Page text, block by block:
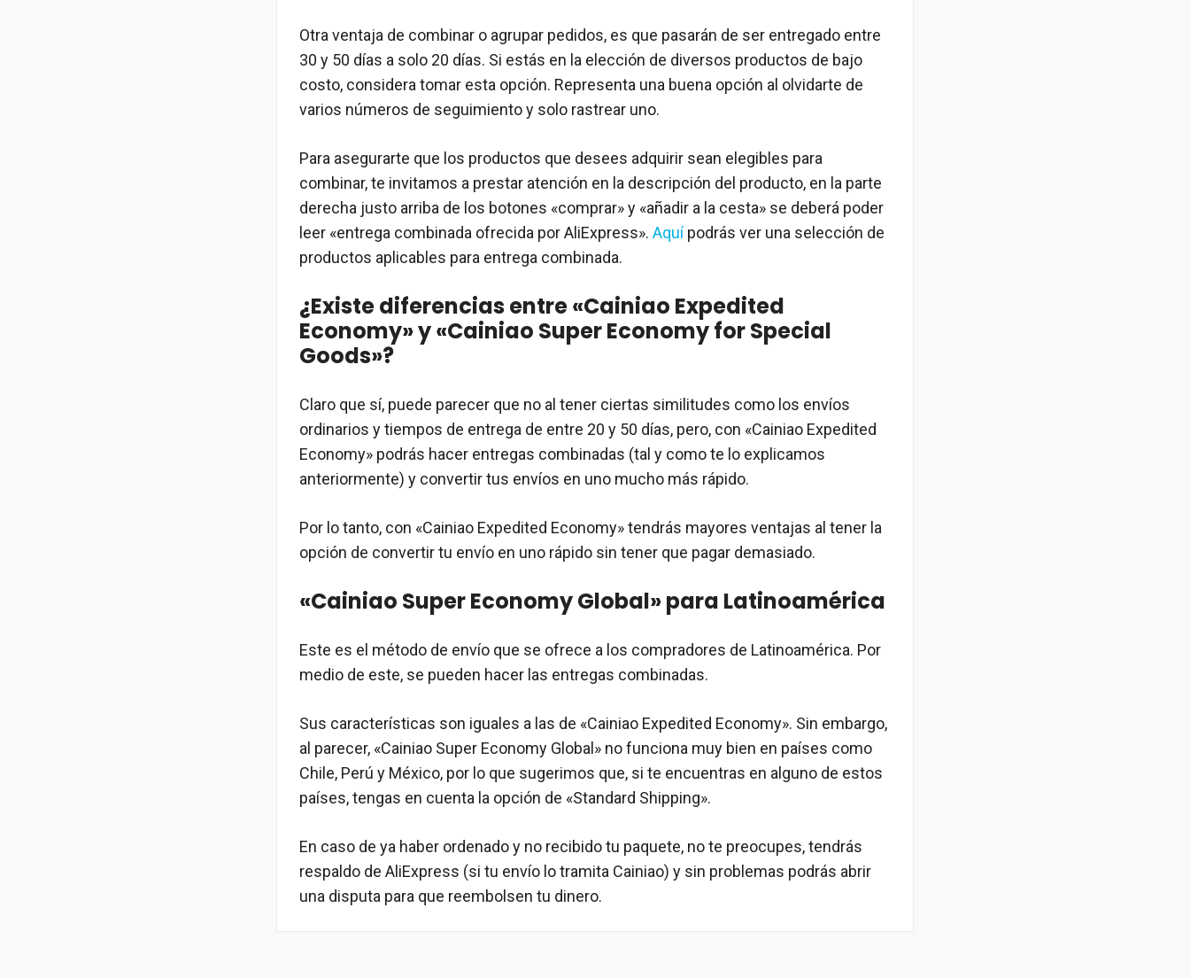
Otra ventaja de combinar o agrupar pedidos, es que pasarán de ser entregado entre
30 y 50 días a solo 20 días. Si estás en la elección de diversos productos de bajo
costo, considera tomar esta opción. Representa una buena opción al olvidarte de
varios números de seguimiento y solo rastrear uno.
Para asegurarte que los productos que desees adquirir sean elegibles para
combinar, te invitamos a prestar atención en la descripción del producto, en la parte
derecha justo arriba de los botones «comprar» y «añadir a la cesta» se deberá poder
leer «entrega combinada ofrecida por AliExpress». Aquípodrás ver una selección de
productos aplicables para entrega combinada.
¿Existe diferencias entre «Cainiao Expedited
Economy» y «Cainiao Super Economy for Special
Goods»?
Claro que sí, puede parecer que no al tener ciertas similitudes como los envíos
ordinarios y tiempos de entrega de entre 20 y 50 días, pero, con «Cainiao Expedited
Economy» podrás hacer entregas combinadas (tal y como te lo explicamos
anteriormente) y convertir tus envíos en uno mucho más rápido.
Por lo tanto, con «Cainiao Expedited Economy» tendrás mayores ventajas al tener la
opción de convertir tu envío en uno rápido sin tener que pagar demasiado.
«Cainiao Super Economy Global» para Latinoamérica
Este es el método de envío que se ofrece a los compradores de Latinoamérica. Por
medio de este, se pueden hacer las entregas combinadas.
Sus características son iguales a las de «Cainiao Expedited Economy». Sin embargo,
al parecer, «Cainiao Super Economy Global» no funciona muy bien en países como
Chile, Perú y México, por lo que sugerimos que, si te encuentras en alguno de estos
países, tengas en cuenta la opción de «Standard Shipping».
En caso de ya haber ordenado y no recibido tu paquete, no te preocupes, tendrás
respaldo de AliExpress (si tu envío lo tramita Cainiao) y sin problemas podrás abrir
una disputa para que reembolsen tu dinero.